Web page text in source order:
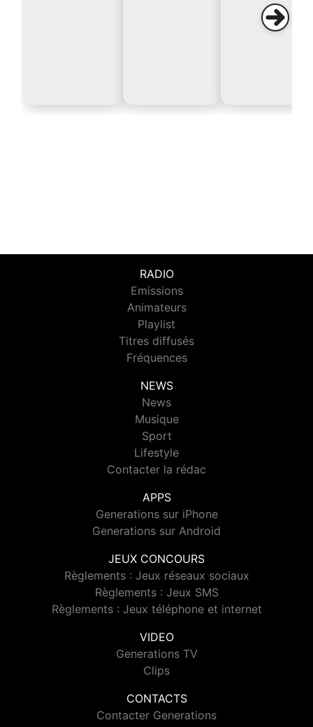
RADIO
Emissions
Animateurs
Playlist
Titres diffusés
Fréquences
NEWS
News
Musique
Sport
Lifestyle
Contacter la rédac
APPS
Generations sur iPhone
Generations sur Android
JEUX CONCOURS
Règlements : Jeux réseaux sociaux
Règlements : Jeux SMS
Règlements : Jeux téléphone et internet
VIDEO
Generations TV
Clips
CONTACTS
Contacter Generations